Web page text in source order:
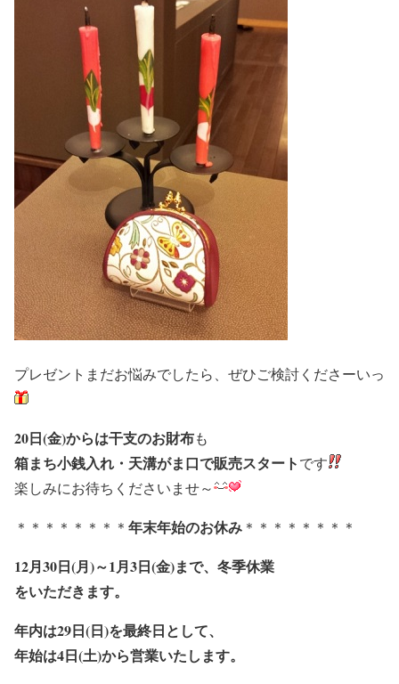
プレゼントまだお悩みでしたら、ぜひご検討くださーいっ
20日(金)からは干支のお財布も
箱まち小銭入れ・天溝がま口で販売スタートです
楽しみにお待ちくださいませ～
＊＊＊＊＊＊＊＊ 年末年始のお休み ＊＊＊＊＊＊＊＊
12月30日(月)～1月3日(金)まで、冬季休業
をいただきます。
年内は29日(日)を最終日として、
年始は4日(土)から営業いたします。